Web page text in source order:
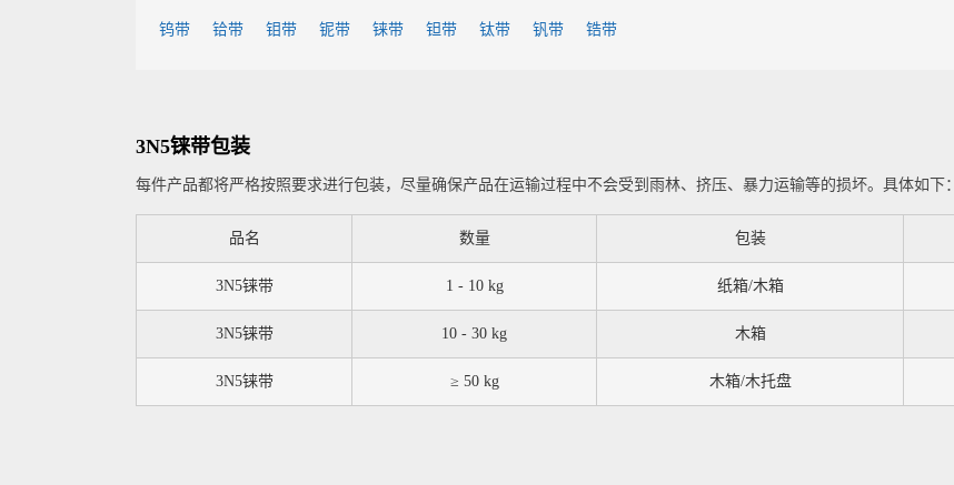
钨带 铪带 钼带 铌带 铼带 钽带 钛带 钒带 锆带
3N5铼带包装
每件产品都将严格按照要求进行包装，尽量确保产品在运输过程中不会受到雨林、挤压、暴力运输等的损坏。具体如下：
品名 数量 包装
3N5铼带 1 - 10 kg 纸箱/木箱
3N5铼带 10 - 30 kg 木箱
3N5铼带 ≥ 50 kg 木箱/木托盘